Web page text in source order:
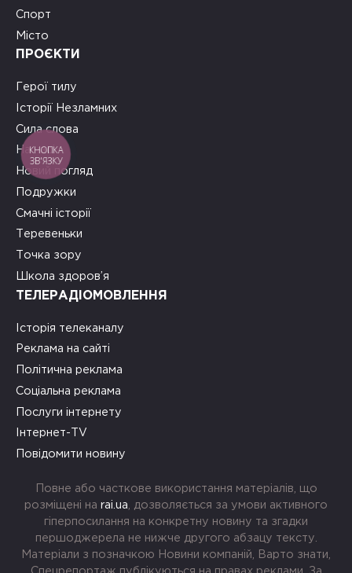
Спорт
Місто
ПРОЄКТИ
Герої тилу
Історії Незламних
Сила слова
На часі
Новий погляд
Подружки
Смачні історії
Теревеньки
Точка зору
Школа здоров’я
ТЕЛЕРАДІОМОВЛЕННЯ
Історія телеканалу
Реклама на сайті
Політична реклама
Соціальна реклама
Послуги інтернету
Інтернет-TV
Повідомити новину
Повне або часткове використання матеріалів, що
розміщені на rai.ua , дозволяється за умови активного
гіперпосилання на конкретну новину та згадки
першоджерела не нижче другого абзацу тексту.
Матеріали з позначкою Новини компаній, Варто знати,
Спецрепортаж публікуються на правах реклами. За
КНОПКА
ЗВ'ЯЗКУ